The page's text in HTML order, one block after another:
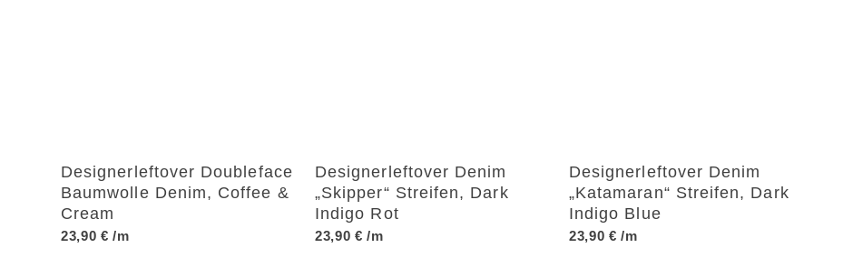
Designerleftover Doubleface
Baumwolle Denim, Coffee &
Cream
23,90€ /m
Designerleftover Denim
„Skipper“ Streifen, Dark
Indigo Rot
23,90 € /m
Designerleftover Denim
„Katamaran“ Streifen, Dark
Indigo Blue
23,90 € /m